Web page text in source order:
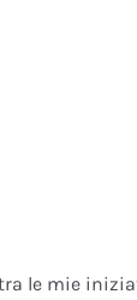
le mie